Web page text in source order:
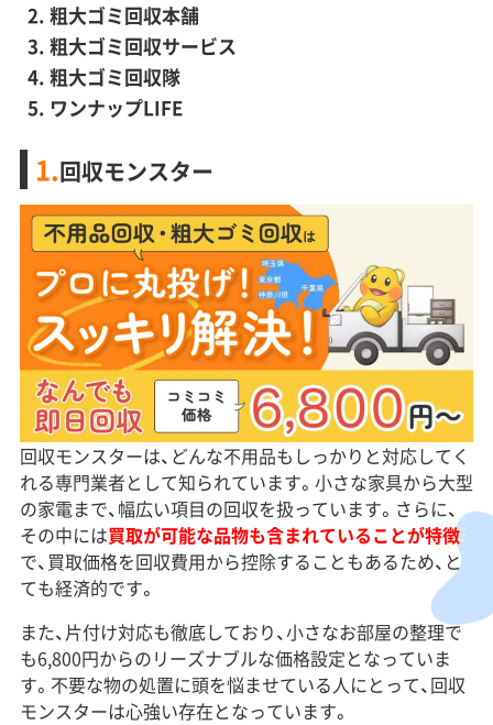
粗大ゴミ回収本舗
粗大ゴミ回収サービス
粗大ゴミ回収隊
ワンナップLIFE
1.回収モンスター
回収モンスターは、どんな不用品もしっかりと対応してく
れる専門業者として知られています。小さな家具から大型
の家電まで、幅広い項目の回収を扱っています。さらに、
その中には買取が可能な品物も含まれていることが特徴
で、買取価格を回収費用から控除することもあるため、と
ても経済的です。
また、片付け対応も徹底しており、小さなお部屋の整理で
も6,800円からのリーズナブルな価格設定となっていま
す。不要な物の処置に頭を悩ませている人にとって、回収
モンスターは心強い存在となっています。